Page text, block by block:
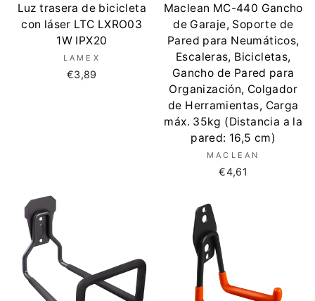
Luz trasera de bicicleta
con láser LTC LXRO03
1W IPX20
LAMEX
€3,89
Maclean MC-440 Gancho
de Garaje, Soporte de
Pared para Neumáticos,
Escaleras, Bicicletas,
Gancho de Pared para
Organización, Colgador
de Herramientas, Carga
máx. 35kg (Distancia a la
pared: 16,5 cm)
MACLEAN
€4,61